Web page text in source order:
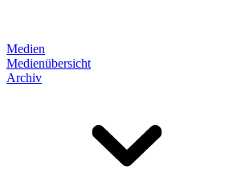
Medien
Medienübersicht
Archiv